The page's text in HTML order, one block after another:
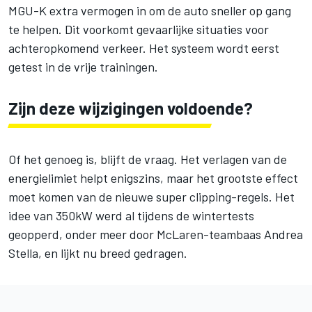
MGU-K extra vermogen in om de auto sneller op gang
te helpen. Dit voorkomt gevaarlijke situaties voor
achteropkomend verkeer. Het systeem wordt eerst
getest in de vrije trainingen.
Zijn deze wijzigingen voldoende?
Of het genoeg is, blijft de vraag. Het verlagen van de
energielimiet helpt enigszins, maar het grootste effect
moet komen van de nieuwe super clipping-regels. Het
idee van 350kW werd al tijdens de wintertests
geopperd, onder meer door McLaren-teambaas Andrea
Stella, en lijkt nu breed gedragen.